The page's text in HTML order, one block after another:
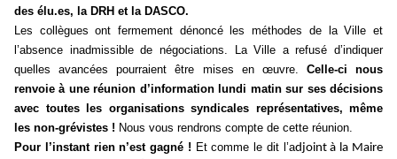
des élu.es, la DRH et la DASCO.
Les collègues ont fermement dénoncé les méthodes de la Ville et
l’absence inadmissible de négociations. La Ville a refusé d’indiquer
quelles avancées pourraient être mises en œuvre. Celle-ci nous
renvoie à une réunion d’information lundi matin sur ses décisions
avec toutes les organisations syndicales représentatives, même
les non-grévistes ! Nous vous rendrons compte de cette réunion.
Pour l’instant rien n’est gagné ! Et comme le dit l’adjoint à la Maire